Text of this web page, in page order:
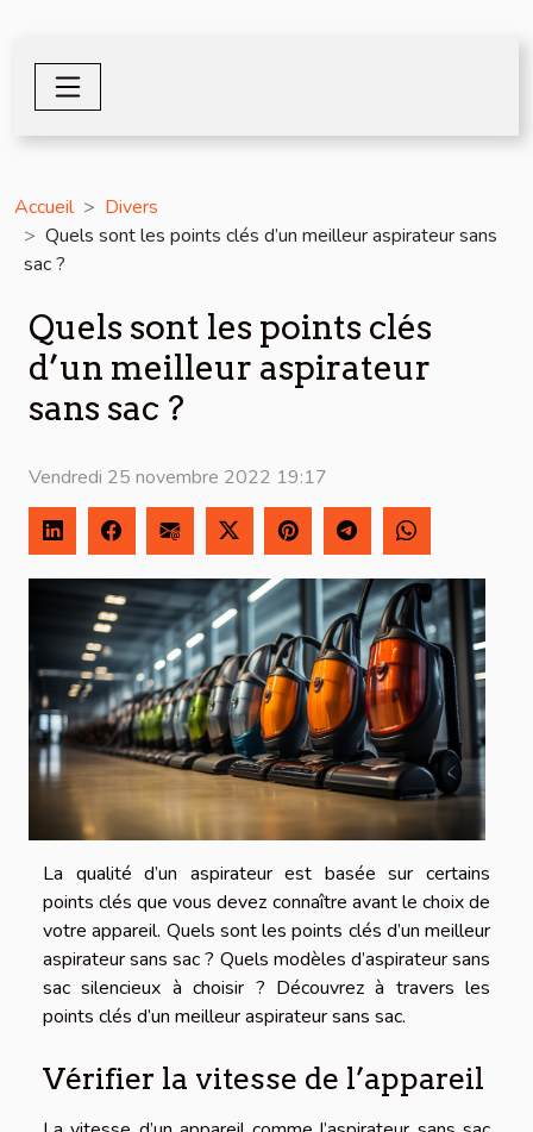
Accueil
Divers
Quels sont les points clés d’un meilleur aspirateur sans
sac ?
Quels sont les points clés
d’un meilleur aspirateur
sans sac ?
Vendredi 25 novembre 2022 19:17
La qualité d’un aspirateur est basée sur certains
points clés que vous devez connaître avant le choix de
votre appareil. Quels sont les points clés d’un meilleur
aspirateur sans sac ? Quels modèles d’aspirateur sans
sac silencieux à choisir ? Découvrez à travers les
points clés d’un meilleur aspirateur sans sac.
Vérifier la vitesse de l’appareil